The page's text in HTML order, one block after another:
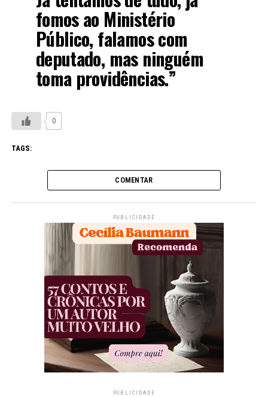
fomos ao Ministério
Público, falamos com
deputado, mas ninguém
toma providências.”
0
TAGS:
COMENTAR
PUBLICIDADE
PUBLICIDADE